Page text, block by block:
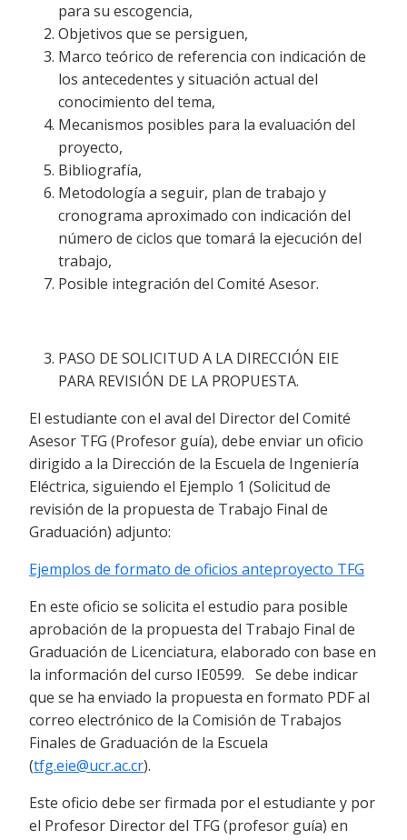
para su escogencia,
Objetivos que se persiguen,
Marco teórico de referencia con indicación de
los antecedentes y situación actual del
conocimiento del tema,
Mecanismos posibles para la evaluación del
proyecto,
Bibliografía,
Metodología a seguir, plan de trabajo y
cronograma aproximado con indicación del
número de ciclos que tomará la ejecución del
trabajo,
Posible integración del Comité Asesor.
PASO DE SOLICITUD A LA DIRECCIÓN EIE
PARA REVISIÓN DE LA PROPUESTA.
El estudiante con el aval del Director del Comité
Asesor TFG (Profesor guía), debe enviar un oficio
dirigido a la Dirección de la Escuela de Ingeniería
Eléctrica, siguiendo el Ejemplo 1 (Solicitud de
revisión de la propuesta de Trabajo Final de
Graduación) adjunto:
Ejemplos de formato de oficios anteproyecto TFG
En este oficio se solicita el estudio para posible
aprobación de la propuesta del Trabajo Final de
Graduación de Licenciatura, elaborado con base en
la información del curso IE0599. Se debe indicar
que se ha enviado la propuesta en formato PDF al
correo electrónico de la Comisión de Trabajos
Finales de Graduación de la Escuela
(tfg.eie@ucr.ac.cr).
Este oficio debe ser firmada por el estudiante y por
el Profesor Director del TFG (profesor guía) en